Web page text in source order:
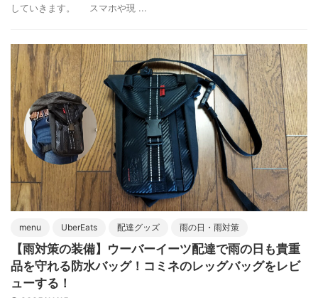
していきます。 スマホや現 ...
menu UberEats 配達グッズ 雨の日・雨対策
【雨対策の装備】ウーバーイーツ配達で雨の日も貴重
品を守れる防水バッグ！コミネのレッグバッグをレビ
ューする！